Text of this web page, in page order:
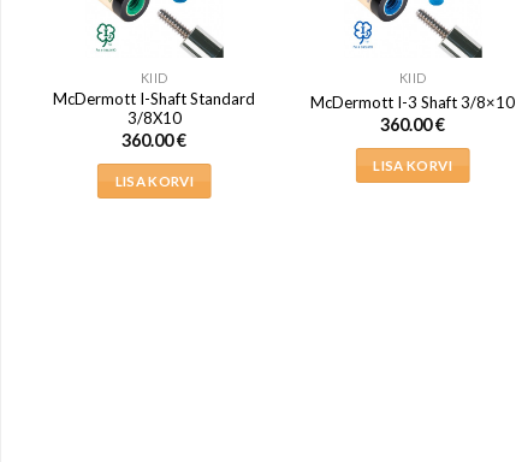
KIID
McDermott I-Shaft Standard
3/8X10
360.00€
LISA KORVI
KIID
McDermott I-3 Shaft 3/8×10
360.00€
LISA KORVI